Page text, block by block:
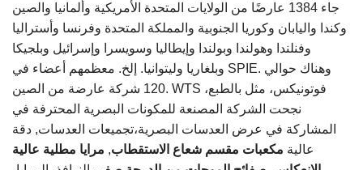
جاء 1384 عارضًا من الولايات المتحدة الأمريكية وألمانيا والصين
وكندا واليابان وكوريا الجنوبية والمملكة المتحدة وفرنسا وأستراليا
وفنلندا وهولندا وبولندا وإيطاليا وسويسرا وإسرائيل وبلجيكا
وبلغاريا وليتوانيا. إلخ. معظمهم أعضاء في SPIE. وهناك حوالي
120 شركة عارضة من الصين. W TS فوتونيكس، مثل بالطبع،
نجحت الشركة المصنعة للمكونات البصرية المحترفة في
المشاركة في عرض العدسات البصرية،تجميعات العدسات, دقة
عالية مكعبات مقسم شعاع الاستقطاب, مرايا مطلية عالية